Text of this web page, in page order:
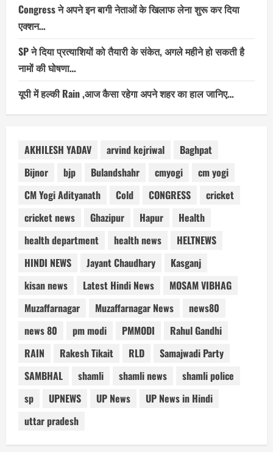
Congress ने अपने इन बागी नेताओं के खिलाफ लेना शुरू कर दिया
एक्शन…
SP ने दिया प्रत्याशियों को तैयारी के संकेत, अगले महीने हो सकती है
नामों की घोषणा…
यूपी में हल्की Rain ,आज कैसा रहेगा अपने शहर का हाल जानिए…
AKHILESH YADAV arvind kejriwal
Baghpat
Bijnor
bjp Bulandshahr cmyogi
cm yogi
CM Yogi Adityanath
Cold CONGRESS
cricket
cricket news
Ghazipur Hapur
Health
health department
health news
HELTNEWS
HINDI NEWS
Jayant Chaudhary
Kasganj
kisan news
Latest Hindi News
MOSAM VIBHAG
Muzaffarnagar
Muzaffarnagar News
news80
news 80
pm modi PMMODI
Rahul Gandhi
RAIN
Rakesh Tikait RLD
Samajwadi Party
SAMBHAL
shamli shamli news
shamli police
sp
UPNEWS UP News
UP News in Hindi
uttar pradesh